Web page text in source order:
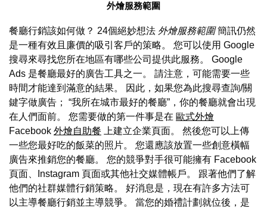
外燴服務範圍
餐廳行銷該如何做？ 24個絕妙想法 外燴服務範圍簡訊仍然
是一種有效且廉價的吸引客戶的策略。 您可以使用 Google
搜尋來尋找您所在地區有哪些公司提供此服務。 Google
Ads 是餐廳最好的廣告工具之一。 請注意，可能需要一些
時間才能達到滿意的結果。 因此，如果您為此搜尋查詢/關
鍵字做廣告； “我所在城市最好的餐廳”，你的餐廳就會出現
在人們面前。 您需要做的第一件事是在 歐式外燴
Facebook 外燴自助餐 上建立企業頁面。 然後您可以上傳
一些您最好吃的飯菜的照片。 您還應該放置一些創意橫幅
廣告來推銷您的餐廳。 您的競爭對手很可能擁有 Facebook
頁面、Instagram 頁面或其他社交媒體帳戶。 跟著他們了解
他們的社群媒體行銷策略。 好消息是，現在有許多方法可
以主導餐廳行銷並主導競爭。 當您的婚禮計劃就位後，是